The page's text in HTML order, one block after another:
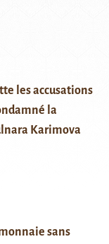
les accusations
la
Karimova
sans